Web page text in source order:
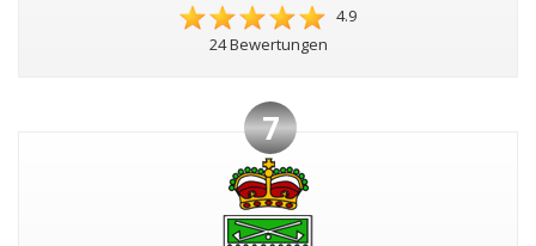
4.9
24 Bewertungen
7